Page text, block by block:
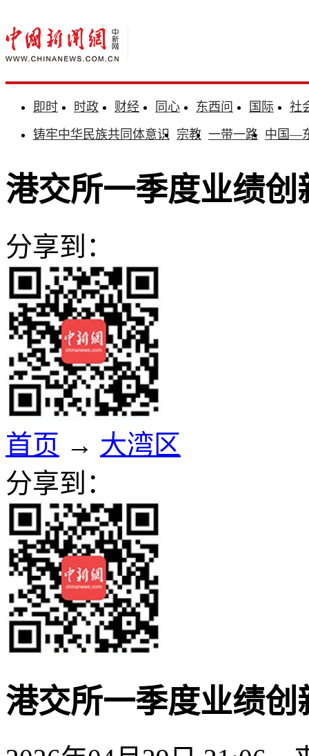
即时 时政 财经 同心 东西问 国际
社
铸牢中华民族共同体意识 宗教 一带一路 中国—
港交所一季度业绩
分享到：
首页 → 大湾区
分享到：
港交所一季度业绩